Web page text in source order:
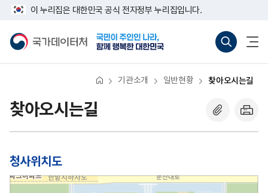
뛰
이 누리집은 대한민국 공식 전자정부 누리집입니다.
터
바
(새
기)
열
기관소개 일반현황 찾아오시는길
찾아오시는길
청사위치도